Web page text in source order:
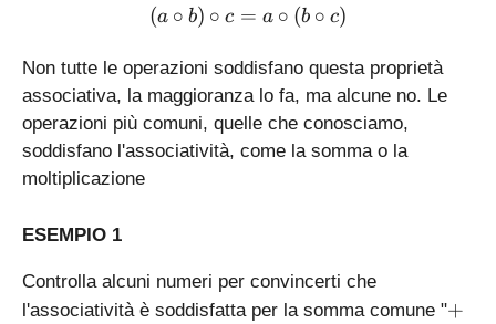
)
c
i
r
c
c
i
r
c
c
(a\circ b)\circ c = a\circ
(a ∘ b) ∘ c = a ∘ (b ∘ c)
Non tutte le operazioni soddisfano questa proprietà
associativa, la maggioranza lo fa, ma alcune no. Le
operazioni più comuni, quelle che conosciamo,
soddisfano l'associatività, come la somma o la
moltiplicazione
ESEMPIO 1
Controlla alcuni numeri per convincerti che
l'associatività è soddisfatta per la somma comune "+
+